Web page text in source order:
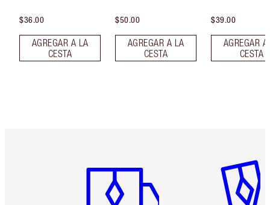
$36.00
AGREGAR A LA
CESTA
$50.00
AGREGAR A LA
CESTA
$39.00
AGREGAR
CESTA